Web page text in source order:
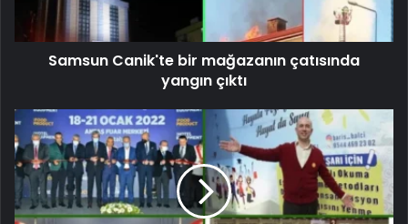
Samsun Canik'te bir mağazanın çatısında
yangın çıktı